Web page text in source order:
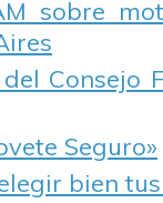
sobre
Consejo
Seguro»
bien